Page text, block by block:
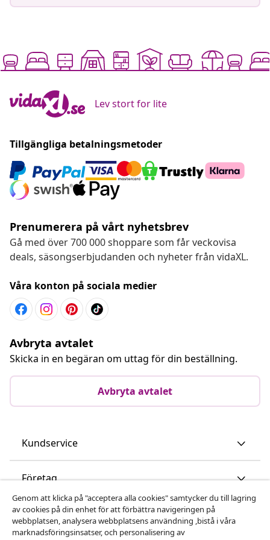
Lev stort for lite
Tillgängliga betalningsmetoder
Prenumerera på vårt nyhetsbrev
Gå med över 700 000 shoppare som får veckovisa
deals, säsongserbjudanden och nyheter från vidaXL.
Våra konton på sociala medier
Avbryta avtalet
Skicka in en begäran om uttag för din beställning.
Avbryta avtalet
Kundservice
Företag
vidaXL
Genom att klicka på "acceptera alla cookies" samtycker du till lagring
av cookies på din enhet för att förbättra navigeringen på
webbplatsen, analysera webbplatsens användning ,bistå i våra
marknadsföringsinsatser, och personalisering av